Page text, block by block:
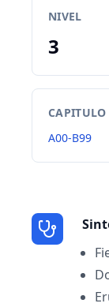
NIVEL
3
CAPITULO
A00-B99